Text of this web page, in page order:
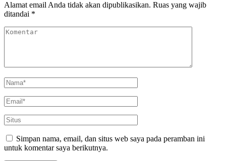
Alamat email Anda tidak akan dipublikasikan. Ruas yang wajib
ditandai *
Simpan nama, email, dan situs web saya pada peramban ini
untuk komentar saya berikutnya.